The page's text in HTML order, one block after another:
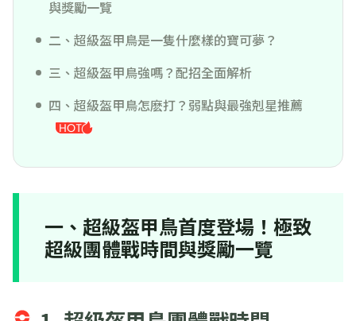
與獎勵一覽
二、超級盔甲鳥是一隻什麼樣的寶可夢？
三、超級盔甲鳥強嗎？配招全面解析
四、超級盔甲鳥怎麽打？弱點與最強剋星推薦
一、超級盔甲鳥首度登場！極致
超級團體戰時間與獎勵一覽